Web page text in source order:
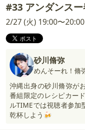
#33 アンダンスー
2/27 (火) 19:00〜
砂川脩弥
めんそーれ！脩
沖縄出身の砂川脩弥が
番組限定のレシピカー
ルTIMEでは視聴者参
乾杯しよう🍻